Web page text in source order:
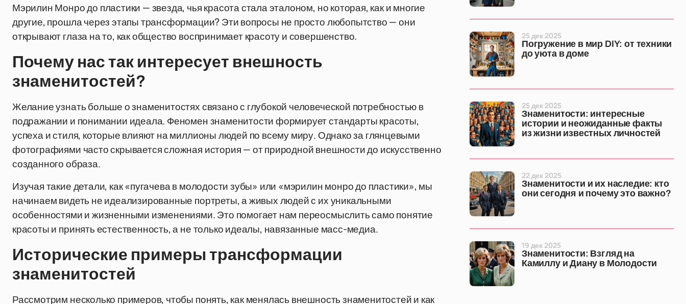
Мэрилин Монро до пластики — звезда, чья красота стала эталоном, но которая, как и многие
другие, прошла через этапы трансформации? Эти вопросы не просто любопытство — они
открывают глаза на то, как общество воспринимает красоту и совершенство.
Почему нас так интересует внешность
знаменитостей?
Желание узнать больше о знаменитостях связано с глубокой человеческой потребностью в
подражании и понимании идеала. Феномен знаменитости формирует стандарты красоты,
успеха и стиля, которые влияют на миллионы людей по всему миру. Однако за глянцевыми
фотографиями часто скрывается сложная история — от природной внешности до искусственно
созданного образа.
Изучая такие детали, как «пугачева в молодости зубы» или «мэрилин монро до пластики», мы
начинаем видеть не идеализированные портреты, а живых людей с их уникальными
особенностями и жизненными изменениями. Это помогает нам переосмыслить само понятие
красоты и принять естественность, а не только идеалы, навязанные масс-медиа.
Исторические примеры трансформации
знаменитостей
Рассмотрим несколько примеров, чтобы понять, как менялась внешность знаменитостей и как
Погружение в мир DIY: от техники
до уюта в доме
25 дек 2025
Знаменитости: интересные
истории и неожиданные факты
из жизни известных личностей
25 дек 2025
Знаменитости и их наследие: кто
они сегодня и почему это важно?
22 дек 2025
Знаменитости: Взгляд на
Камиллу и Диану в Молодости
19 дек 2025